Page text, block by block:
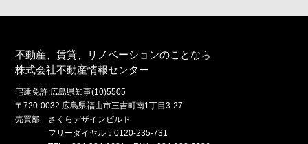
不動産、賃貸、リノベーションのことなら
株式会社不動産情報センター
宅建免許:広島県知事(10)5505
〒720-0032 広島県福山市三吉町南1丁目3-27
売買部 さくらデザインビルド
フリーダイヤル：0120-235-731